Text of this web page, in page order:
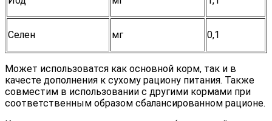
Селен мг 0,1
Может использоватся как основной корм, так и в
качесте дополнения к сухому рациону питания. Также
совместим в использовании с другими кормами при
соответственным образом сбалансированном рационе.